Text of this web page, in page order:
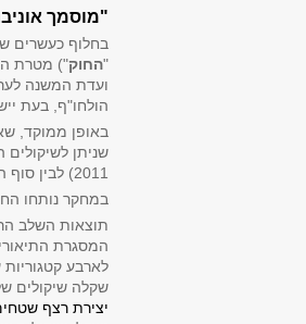
"מוסמך
בחלוף כעשרים
"החוק") מטרת
ועדת המשנה
הולחו"ף, בעת
באופן ממוקד,
2011) לבין סוף העשור (2020)? האם החלטות הולחו"ף וועדת הערר עולות בקנה אחד עם לשון חוק שמירת הסביבה החופית?
במחקר נותחו החלטות הולחו"ף בתחילת
תוצאות השלב
המסגרת
לארבע
שקלה שיקולים
יצירת רצף